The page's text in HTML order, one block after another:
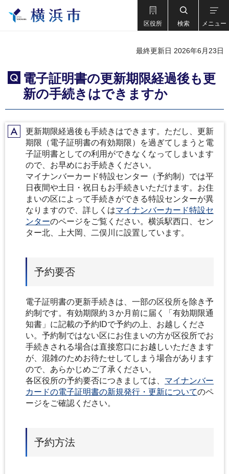
区役所 検索 メニュー
最終更新日 2026年6月23日
Q
電子証明書の更新期限経過後も更
新の手続きはできますか
A更新期限経過後も手続きはできます。ただし、更新
期限（電子証明書の有効期限）を過ぎてしまうと電
子証明書としての利用ができなくなってしまいます
ので、お早めにお手続きください。
マイナンバーカード特設センター（予約制）では平
日夜間や土日・祝日もお手続きいただけます。お住
まいの区によって手続きができる特設センターが異
なりますので、詳しくはマイナンバーカード特設セ
ンターのページをご覧ください。横浜駅西口、セン
ター北、上大岡、二俣川に設置しています。
予約要否
電子証明書の更新手続きは、一部の区役所を除き予
約制です。有効期限約３か月前に届く「有効期限通
知書」に記載の予約IDで予約の上、お越しくださ
い。予約制ではない区にお住まいの方が区役所でお
手続きされる場合は直接窓口にお越しいただきます
が、混雑のためお待たせしてしまう場合があります
ので、あらかじめご了承ください。
各区役所の予約要否につきましては、 マイナンバー
カードの電子証明書の新規発行・更新についてのペ
ージをご確認ください。
予約方法